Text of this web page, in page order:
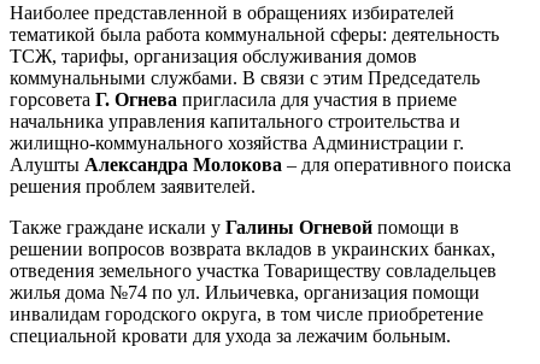
Наиболее представленной в обращениях избирателей
тематикой была работа коммунальной сферы: деятельность
ТСЖ, тарифы, организация обслуживания домов
коммунальными службами. В связи с этим Председатель
горсовета Г. Огнева пригласила для участия в приеме
начальника управления капитального строительства и
жилищно-коммунального хозяйства Администрации г.
Алушты Александра Молокова – для оперативного поиска
решения проблем заявителей.
Также граждане искали у Галины Огневой помощи в
решении вопросов возврата вкладов в украинских банках,
отведения земельного участка Товариществу совладельцев
жилья дома №74 по ул. Ильичевка, организация помощи
инвалидам городского округа, в том числе приобретение
специальной кровати для ухода за лежачим больным.